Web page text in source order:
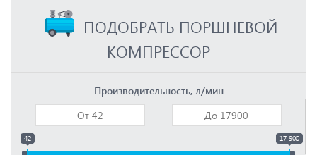
ПОДОБРАТЬ ПОРШНЕВОЙ
КОМПРЕССОР
Производительность, л/мин
42 17 900